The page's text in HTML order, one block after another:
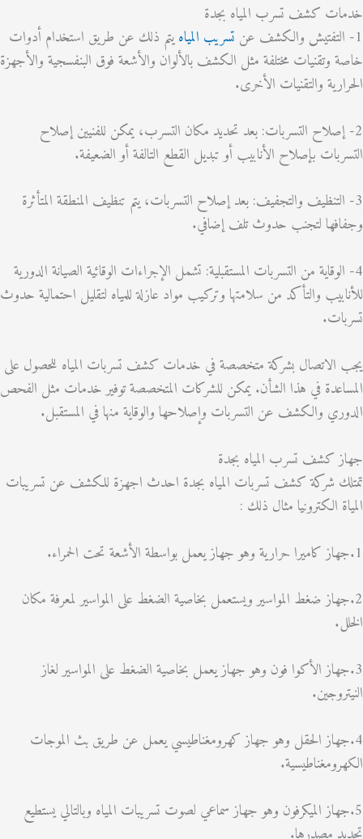
كشف تسرب المياه بجدة
تسريب المياه يتم ذلك عن طريق استخدام أدوات
مختلفة مثل الكشف بالألوان والأشعة فوق البنفسجية والأجهزة
والتقنيات الأخرى.
التسربات: بعد تحديد مكان التسرب، يمكن للفنيين إصلاح
بإصلاح الأنابيب أو تبديل القطع التالفة أو الضعيفة.
والتجفيف: بعد إصلاح التسربات، يتم تنظيف المنطقة المتأثرة
لتجنب حدوث تلف إضافي.
من التسربات المستقبلية: تشمل الإجراءات الوقائية الصيانة الدورية
والتأكد من سلامتها وتركيب مواد عازلة للمياه لتقليل احتمالية حدوث
بشركة متخصصة في خدمات كشف تسربات المياه للحصول على
في هذا الشأن. يمكن للشركات المتخصصة توفير خدمات مثل الفحص
والكشف عن التسربات وإصلاحها والوقاية منها في المستقبل.
تسرب المياه بجدة
شركة كشف تسربات المياه بجدة احدث اجهزة للكشف عن تسريبات
الكترونيا مثال ذلك :
ضغط المواسير ويستعمل بخاصية الضغط على المواسير لمعرفة مكان
الأكوا فون وهو جهاز يعمل بخاصية الضغط على المواسير لغاز
الحقل وهو جهاز كهرومغناطيسي يعمل عن طريق بث الموجات
الميكرفون وهو جهاز سماعي لصوت تسريبات المياه وبالتالي يستطيع